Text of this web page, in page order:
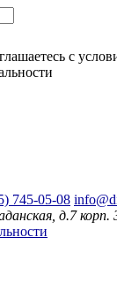
с
745-05-08
д.7 корп.